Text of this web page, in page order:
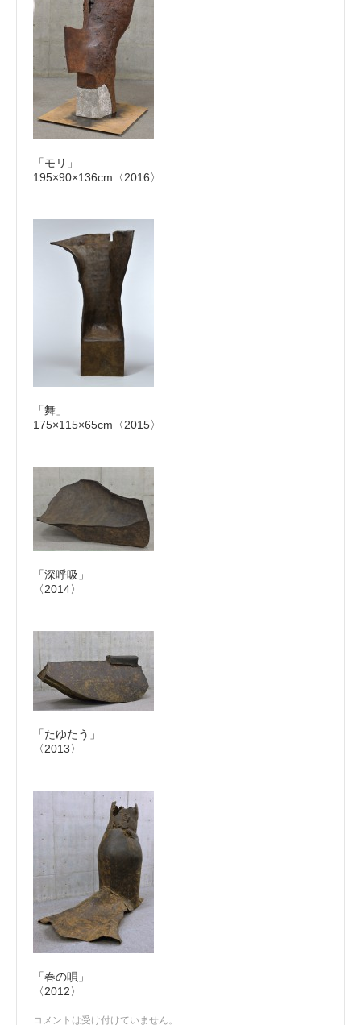
「モリ」
195×90×136cm〈2016〉
「舞」
175×115×65cm〈2015〉
「深呼吸」
〈2014〉
「たゆたう」
〈2013〉
「春の唄」
〈2012〉
コメントは受け付けていません。